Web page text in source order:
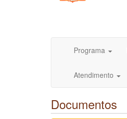
Programa
Atendimento
Documentos